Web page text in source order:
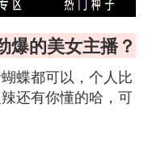
的美女主播？
蝶都可以，个人比
还有你懂的哈，可